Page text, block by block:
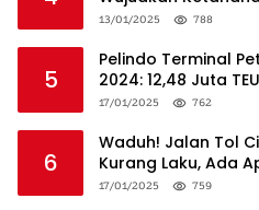
Global
13/01/2025 788
5
Pelindo Terminal
2024: 12,48 Juta
Logistik Nasional
17/01/2025 762
6
Waduh! Jalan Tol
Kurang Laku, Ada
17/01/2025 759